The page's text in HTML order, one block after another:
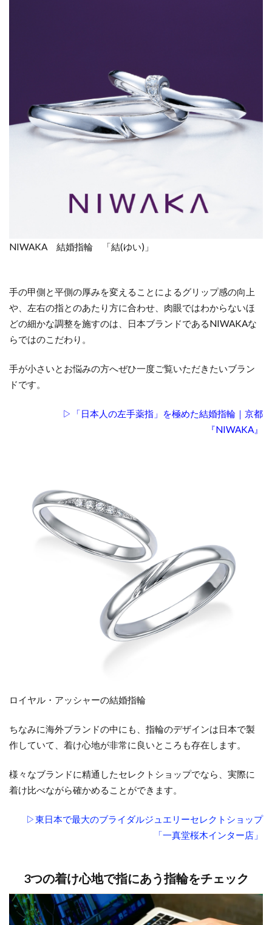
NIWAKA 結婚指輪 「結(ゆい)」
手の甲側と平側の厚みを変えることによるグリップ感の向上
や、左右の指とのあたり方に合わせ、肉眼ではわからないほ
どの細かな調整を施すのは、日本ブランドであるNIWAKAな
らではのこだわり。
手が小さいとお悩みの方へぜひ一度ご覧いただきたいブラン
ドです。
▷「日本人の左手薬指」を極めた結婚指輪｜京都
『NIWAKA』
ロイヤル・アッシャーの結婚指輪
ちなみに海外ブランドの中にも、指輪のデザインは日本で製
作していて、着け心地が非常に良いところも存在します。
様々なブランドに精通したセレクトショップでなら、実際に
着け比べながら確かめることができます。
▷東日本で最大のブライダルジュエリーセレクトショップ
「一真堂桜木インター店」
3つの着け心地で指にあう指輪をチェック